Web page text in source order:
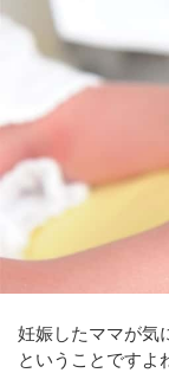
妊娠したママが気
ということですよ